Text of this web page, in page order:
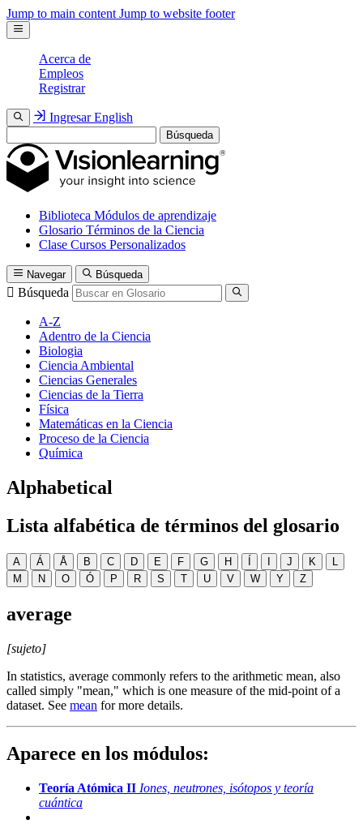
Jump to main content Jump to website footer
Acerca de
Empleos
Registrar
Ingresar English
Búsqueda
Biblioteca Módulos de aprendizaje
Glosario Términos de la Ciencia
Clase Cursos Personalizados
Navegar Búsqueda
Búsqueda
A-Z
Adentro de la Ciencia
Biologia
Ciencia Ambiental
Ciencias Generales
Ciencias de la Tierra
Física
Matemáticas en la Ciencia
Proceso de la Ciencia
Química
Alphabetical
Lista alfabética de términos del glosario
A Á Å B C D E F G H Í I J K
L
M
N O Ó P R S T U V W Y Z
average
[sujeto]
In statistics, average commonly refers to the arithmetic mean, also
called simply "mean," which is one measure of the mid-point of a
dataset. See mean for more details.
Aparece en los módulos:
Teoría Atómica II Iones, neutrones, isótopos y teoría
cuántica